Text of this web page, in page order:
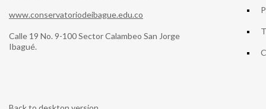
www.conservatoriodeibague.edu.co
Calle 19 No. 9-100 Sector Calambeo San Jorge
Ibagué.